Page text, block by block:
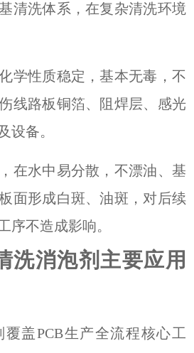
清洗体系，在复杂清洗环境
学性质稳定，基本无毒，不
线路板铜箔、阻焊层、感光
设备。
在水中易分散，不漂油、基
面形成白斑、油斑，对后续
序不造成影响。
洗消泡剂主要应用
盖PCB生产全流程核心工